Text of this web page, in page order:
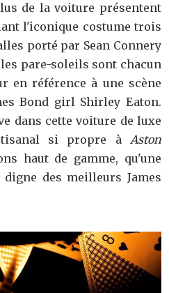
de la voiture présentent
l'iconique costume trois
porté par Sean Connery
pare-soleils sont chacun
en référence à une scène
Bond girl Shirley Eaton.
dans cette voiture de luxe
si propre à Aston
haut de gamme, qu'une
digne des meilleurs James